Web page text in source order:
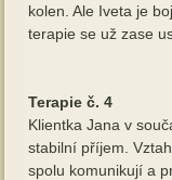
kolen. Ale Iveta je
terapie se už zase
Terapie č. 4
Klientka Jana v
stabilní příjem.
spolu komunikují a